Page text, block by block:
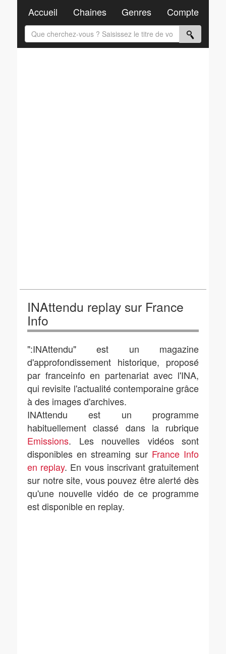
INAttendu replay sur France
Info
":INAttendu" est un magazine
d'approfondissement historique, proposé
par franceinfo en partenariat avec l'INA,
qui revisite l'actualité contemporaine grâce
à des images d'archives.
INAttendu est un programme
habituellement classé dans la rubrique
Emissions. Les nouvelles vidéos sont
disponibles en streaming sur France Info
en replay. En vous inscrivant gratuitement
sur notre site, vous pouvez être alerté dès
qu'une nouvelle vidéo de ce programme
est disponible en replay.
Accueil Chaines Genres Compte